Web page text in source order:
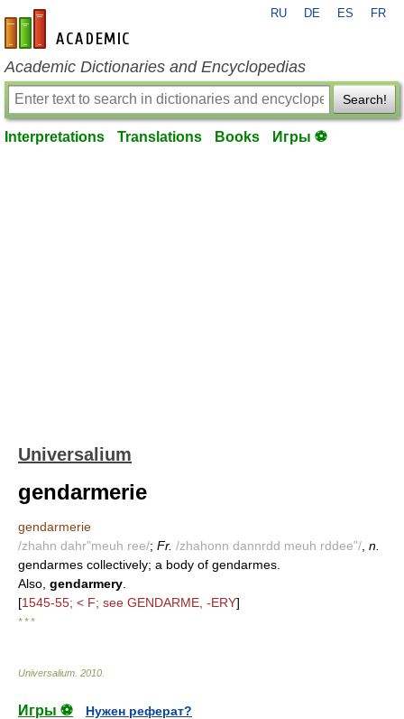
en-academic.com
RU DE ES FR
Academic Dictionaries and Encyclopedias
Search!
Interpretations Translations Books Игры ⚽
Universalium
gendarmerie
gendarmerie
/zhahn dahr"meuh ree/; Fr. /zhahonn dannrdd meuh rddee"/ n.
gendarmes collectively; a body of gendarmes.
Also, gendarmery
[1545-55; < F; see GENDARME, -ERY]
* * *
Universalium 2010
Игры ⚽
Нужен реферат?